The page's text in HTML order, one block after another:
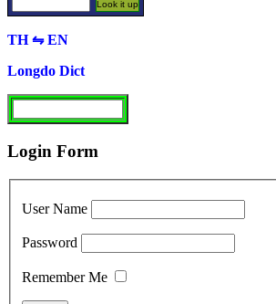
TH ⇋ EN
Longdo Dict
Login Form
User Name
Password
Remember Me